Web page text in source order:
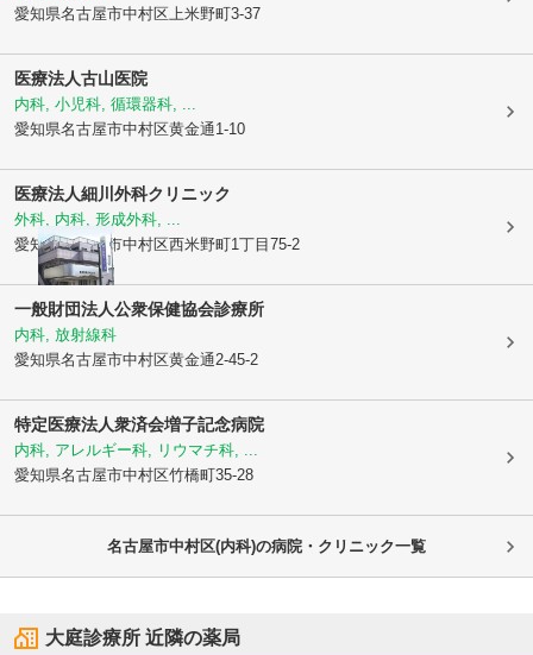
愛知県名古屋市中村区上米野町3-37
医療法人古山医院
内科, 小児科, 循環器科, ...
愛知県名古屋市中村区黄金通1-10
医療法人細川外科クリニック
外科, 内科, 形成外科, ...
愛知県名古屋市中村区西米野町1丁目75-2
一般財団法人公衆保健協会診療所
内科, 放射線科
愛知県名古屋市中村区黄金通2-45-2
特定医療法人衆済会増子記念病院
内科, アレルギー科, リウマチ科, ...
愛知県名古屋市中村区竹橋町35-28
名古屋市中村区(内科)の病院・クリニック一覧
大庭診療所 近隣の薬局